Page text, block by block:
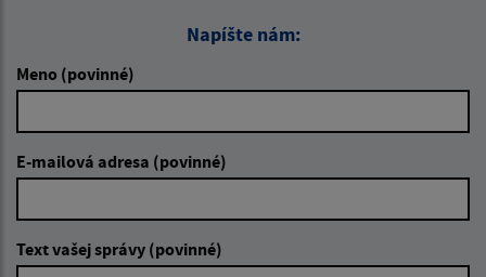
Napíšte nám:
Meno (povinné)
E-mailová adresa (povinné)
Text vašej správy (povinné)